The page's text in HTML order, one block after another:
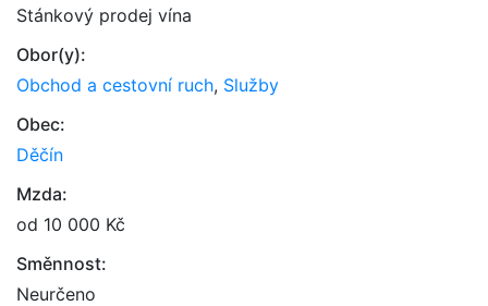
Stánkový prodej vína
Obor(y):
Obchod a cestovní ruch, Služby
Obec:
Děčín
Mzda:
od 10 000 Kč
Směnnost:
Neurčeno